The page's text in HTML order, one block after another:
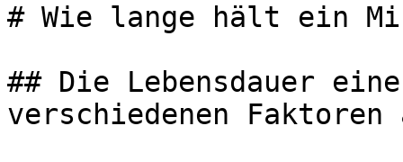
# Wie lange hält ein
## Die Lebensdauer
verschiedenen Faktoren